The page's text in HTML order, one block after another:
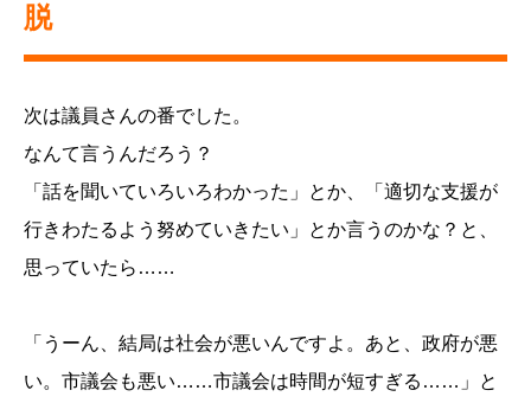
脱
次は議員さんの番でした。
なんて言うんだろう？
「話を聞いていろいろわかった」とか、「適切な支援が
行きわたるよう努めていきたい」とか言うのかな？と、
思っていたら……
「うーん、結局は社会が悪いんですよ。あと、政府が悪
い。市議会も悪い……市議会は時間が短すぎる……」と